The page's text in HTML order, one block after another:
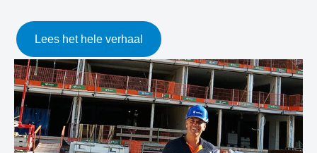
Lees het hele verhaal